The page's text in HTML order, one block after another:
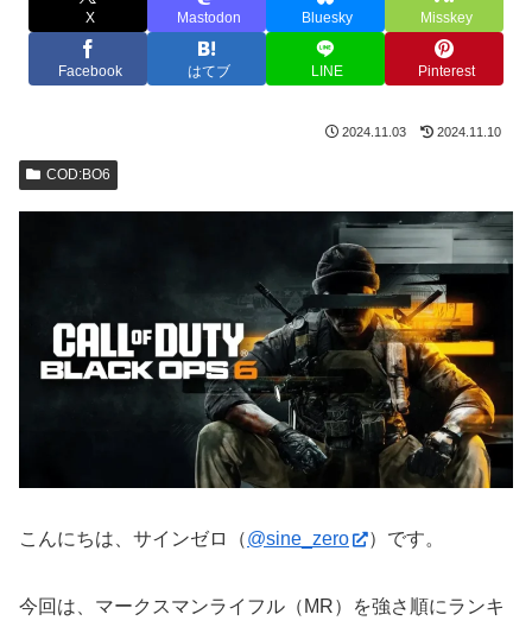
X Mastodon Bluesky Misskey
Facebook はてブ LINE Pinterest
2024.11.03 2024.11.10
COD:BO6
こんにちは、サインゼロ（@sine_zero ）です。
今回は、マークスマンライフル（MR）を強さ順にランキ